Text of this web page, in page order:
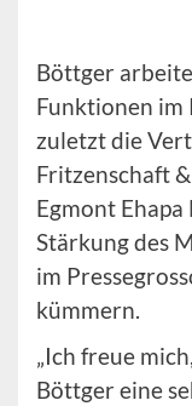
Böttger
Funktionen im
zuletzt die
Fritzenschaft
Egmont
Stärkung des
im
kümmern.
„Ich freue
Böttger eine